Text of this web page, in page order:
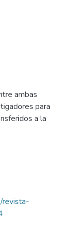
ambas
para
a la
revista-